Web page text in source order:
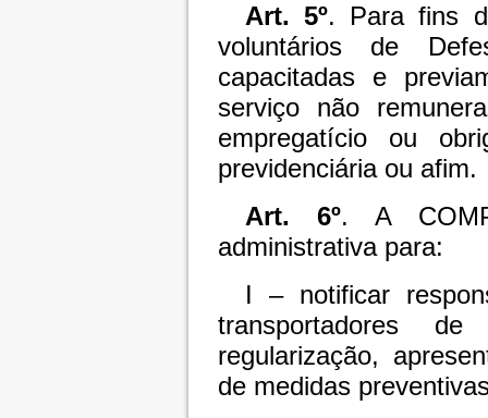
Art. 5º. Para fins
voluntários de
capacitadas e
serviço não
empregatício ou
previdenciária ou afim.
Art. 6º. A
administrativa para:
I – notificar
transportadores
regularização,
de medidas